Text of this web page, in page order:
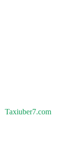
Taxiuber7.com